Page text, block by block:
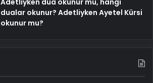
Adetliyken dua okunur mu, hangi
dualar okunur? Adetliyken Ayetel Kürsi
okunur mu?